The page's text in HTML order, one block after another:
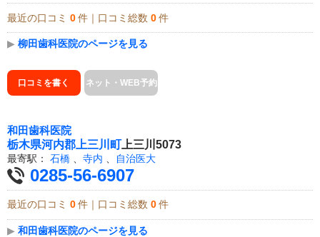
最近の口コミ 0 件｜口コミ総数 0 件
▶ 柳田歯科医院のページを見る
口コミを書く ネット・WEB予約
和田歯科医院
栃木県河内郡上三川町上三川5073
最寄駅： 石橋 寺内 自治医大
0285-56-6907
最近の口コミ 0 件｜口コミ総数 0 件
▶ 和田歯科医院のページを見る